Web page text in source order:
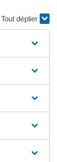
Tout déplier